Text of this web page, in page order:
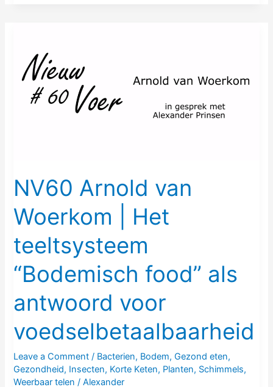
NV60 Arnold van
Woerkom | Het
teeltsysteem
“Bodemisch food” als
antwoord voor
voedselbetaalbaarheid
Leave a Comment / Bacterien, Bodem,Gezond eten,
Gezondheid, Insecten, Korte Keten, Planten, Schimmels,
Weerbaar telen /Alexander
van
Woerkom
als
antwoord
voor
voedselbetaalbaarheid